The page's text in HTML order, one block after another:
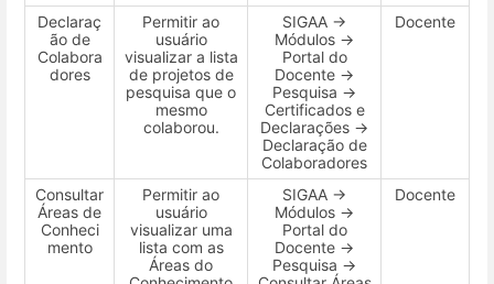
Declaraç
ão de
Colabora
dores
Permitir ao
usuário
visualizar a lista
de projetos de
pesquisa que o
mesmo
colaborou.
SIGAA →
Módulos →
Portal do
Docente →
Pesquisa →
Certificados e
Declarações →
Declaração de
Colaboradores
Docente
Consultar
Áreas de
Conheci
mento
Permitir ao
usuário
visualizar uma
lista com as
Áreas do
SIGAA →
Módulos →
Portal do
Docente →
Pesquisa →
Docente